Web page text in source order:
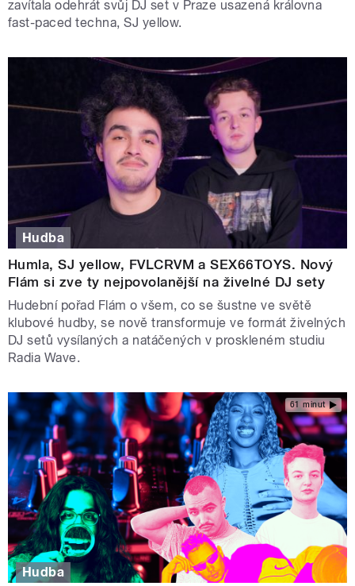
zavítala odehrát svůj DJ set v Praze usazená královna
fast-paced techna, SJ yellow.
Hudba
Humla, SJ yellow, FVLCRVM a SEX66TOYS. Nový
Flám si zve ty nejpovolanější na živelné DJ sety
Hudební pořad Flám o všem, co se šustne ve světě
klubové hudby, se nově transformuje ve formát živelných
DJ setů vysílaných a natáčených v proskleném studiu
Radia Wave.
61 minut
Hudba